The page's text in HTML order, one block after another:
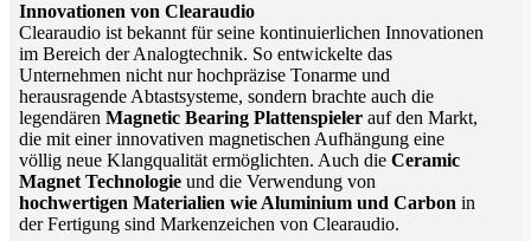
Innovationen von Clearaudio
Clearaudio ist bekannt für seine kontinuierlichen Innovationen
im Bereich der Analogtechnik. So entwickelte das
Unternehmen nicht nur hochpräzise Tonarme und
herausragende Abtastsysteme, sondern brachte auch die
legendären Magnetic Bearing Plattenspieler auf den Markt,
die mit einer innovativen magnetischen Aufhängung eine
völlig neue Klangqualität ermöglichten. Auch die Ceramic
Magnet Technologie und die Verwendung von
hochwertigen Materialien wie Aluminium und Carbon in
der Fertigung sind Markenzeichen von Clearaudio.